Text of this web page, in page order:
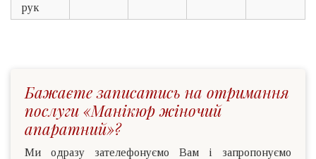
рук
Бажаєте записатись на отримання
послуги «Манікюр жіночий
апаратний»?
Ми одразу зателефонуємо Вам і запропонуємо